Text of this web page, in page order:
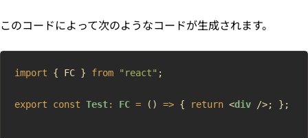
このコードによって次のようなコードが生成されます。
import { FC } from "react" ;
export const Test: FC = () => { return <div />; };